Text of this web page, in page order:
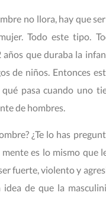
no llora, hay que
Todo este tipo.
que duraba la
de niños. Entonces
qué pasa cuando uno
de hombres.
¿Te lo has
es lo mismo que
fuerte, violento y
de que la